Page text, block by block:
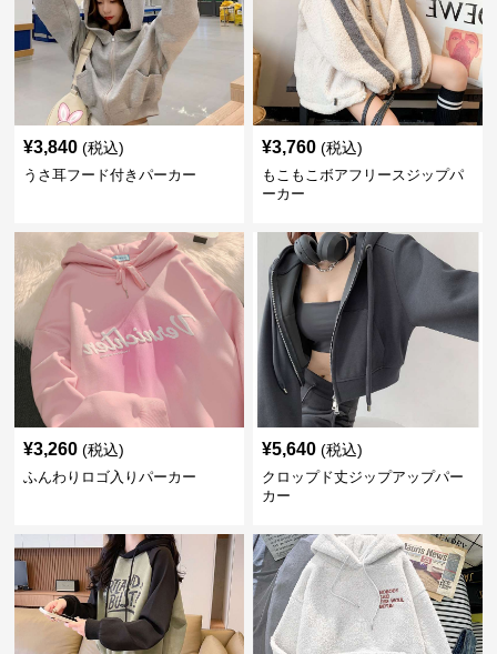
¥3,840 (税込)
うさ耳フード付きパーカー
¥3,760 (税込)
もこもこボアフリースジップパ
ーカー
¥3,260 (税込)
ふんわりロゴ入りパーカー
¥5,640 (税込)
クロップド丈ジップアップパー
カー